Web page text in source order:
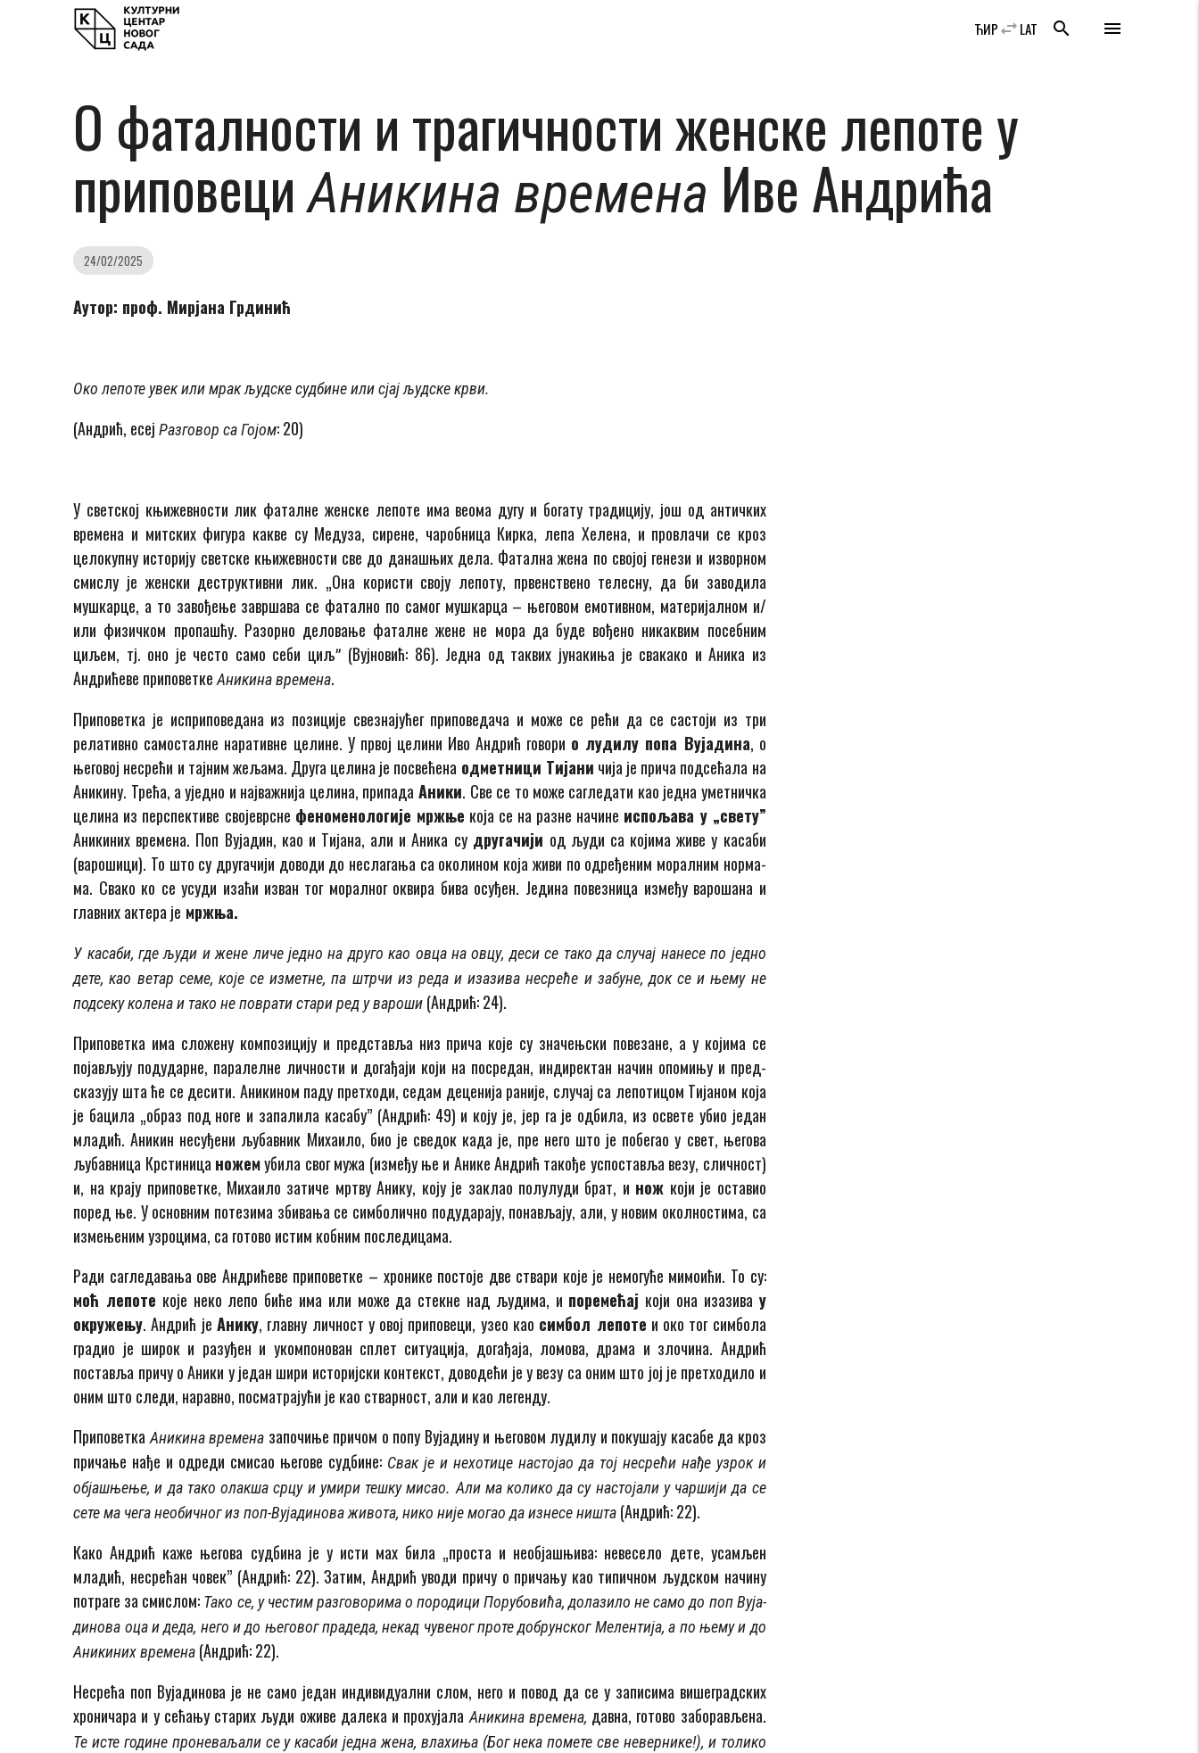
menu
search
LAT
swap_horiz
ЋИР
О фаталности и трагичности женске лепоте у
приповециАникина времена Иве Андрића
24/02/2025
Аутор: проф. Мирјана Грдинић
Око лепоте увек или мрак људске судбине или сјај људске крви.
(Андрић, есејРазговор са Гојом: 20)
У светској књижевности лик фаталне женске лепоте има веома дугу и богату традицију, још од античких
времена и митских фигура какве су Медуза, сирене, чаробница Кирка, лепа Хелена, и провлачи се кроз
целокупну историју светске књижевности све до данашњих дела. Фатална жена по својој генези и изворном
смислу је женски деструктивни лик. „Она користи своју лепоту, првенствено телесну, да би заводила
мушкарце, а то завођење завршава се фатално по самог мушкарца – његовом емотивном, материјалном и/
или физичком пропашћу. Разорно деловање фаталне жене не мора да буде вођено никаквим посебним
циљем, тј. оно је често само себи циљˮ (Вујновић: 86). Једна од таквих јунакиња је свакако и Аника из
Андрићеве приповеткеАникина времена.
Приповетка је исприповедана из позиције свезнајућег при­по­ведача и може се рећи да се састоји из три
релативно самосталне наративне це­ли­не. У првој целини Иво Андрић говори о лудилу попа Вујадина, о
његовој не­сре­ћи и тајним жељама. Друга целина је посвећена одметници Тијани чија је прича под­сећала на
Аникину. Трећа, а уједно и најважнија целина, припада Аники. Све се то мо­же сагледати као једна уметничка
целина из перспективе својеврсне фено­ме­но­ло­гије мржње која се на разне начине испољава у „свету”
Аникиних времена. Поп Ву­јадин, као и Тијана, али и Аника су другачији од људи са којима живе у касаби
(варошици). То што су дру­гачији доводи до неслагања са околином која живи по одређеним моралним нор­ма­
ма. Свако ко се усуди изаћи изван тог моралног оквира бива осуђен. Једина по­вез­ни­ца између варошана и
главних актера је мржња.
У касаби, где људи и жене личе једно на друго као овца на овцу, деси се тако да слу­чај нанесе по једно
дете, као ветар семе, које се изметне, па штрчи из реда и иза­зи­ва не­сре­ће и забуне, док се и њему не
подсеку колена и тако не поврати стари ред у ва­роши (Андрић: 24).
Приповетка има сложену композицију и представља низ прича које су значењски повезане, а у којима се
појављују подударне, па­ра­лел­не личности и догађаји који на посредан, индиректан начин опомињу и пред­
сказују шта ће се десити. Аникином паду претходи, седам деценија раније, случај са ле­по­ти­цом Тијаном која
је бацила „образ под ноге и запалила касабу” (Андрић: 49) и коју је, јер га је од­би­ла, из освете убио један
младић. Аникин несуђени љубавник Михаило, био је све­док ка­да је, пре него што је побегао у свет, његова
љубавница Крстиница ножемуби­ла свог мужа (између ње и Анике Андрић такође успоставља везу, сличност)
и, на кра­ју при­поветке, Михаило затиче мртву Анику, коју је заклао полулуди брат, и нож ко­ји је ос­тавио
поред ње. У основним потезима збивања се симболично подударају, по­нав­ља­ју, али, у новим околностима, са
измењеним узроцима, са готово истим коб­ним по­сле­дицама.
Ради сагледавања ове Андрићеве приповетке – хронике постоје две ствари које је не­могуће мимоићи. То су:
моћ лепоте које неко лепо биће има или може да стекне над људима, и поремећај који она иза­зи­ва у
окружењу. Андрић јеАнику, главну личност у овој приповеци, узео као сим­бол лепоте и око тог симбола
градио је широк и разуђен и укомпонован сплет си­туа­ци­ја, догађаја, ломова, драма и злочина. Андрић
поставља причу о Аники у један ши­ри историјски контекст, доводећи је у везу са оним што јој је претходило и
оним што следи, наравно, посматрајући је као стварност, али и као легенду.
Приповетка Аникина времена започиње причом о попу Вујадину и његовом лу­ди­лу и покушају касабе да кроз
причање нађе и одреди смисао његове судбине: Свак је и нехотице настојао да тој несрећи нађе узрок и
објашњење, и да тако олакша срцу и умири тешку мисао. Али ма колико да су настојали у чаршији да се
сете ма чега необичног из поп-Вујадинова живота, нико није могао да изнесе ништа (Андрић: 22).
Како Андрић каже његова судбина је у исти мах била „проста и необјашњива: не­ве­село дете, усамљен
младић, несрећан човек” (Андрић: 22). Затим, Андрић уводи причу о при­ча­њу као типичном људском начину
потраге за смислом: Тако се, у честим разговорима о породици Порубовића, долазило не само до поп Ву­ја­­
динова оца и деда, него и до његовог прадеда, некад чувеног проте добрунског Ме­лен­тија, а по њему и до
Аникиних времена (Андрић: 22).
Несрећа поп Вујадинова је не само један индивидуални слом, него и повод да се у за­­писима вишеградских
хроничара и у сећању старих људи оживe далека и прохујала Аникина времена, давна, готово заборављена.
Те исте године проневаљали се у касаби једна жена, влахиња (Бог нека помете све не­вер­­ни­ке!), и толико